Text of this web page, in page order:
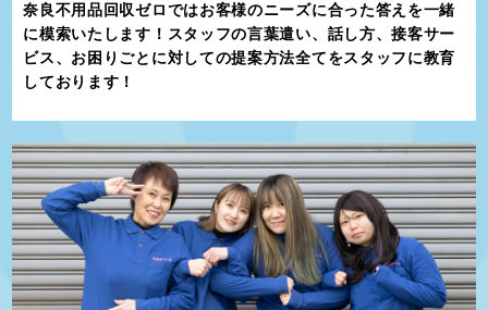
に、洞川（どろがわ）温泉エリアは歴史ある温泉街で、訪れた人々
がゆっくりと疲れを癒やせる場所として人気です。
天川村は、自然環境の保護と伝統文化の継承に力を入れています。
村全体でエコツーリズムや環境保護活動を推進しながら、観光客が
い、持続可能な地域社会の発展を目指している点も、この村の大き
な魅力です。
奈良不用品回収ゼロではお客様のニーズに合った答えを一緒
に模索いたします！スタッフの言葉遣い、話し方、接客サー
ビス、お困りごとに対しての提案方法全てをスタッフに教育
しております！